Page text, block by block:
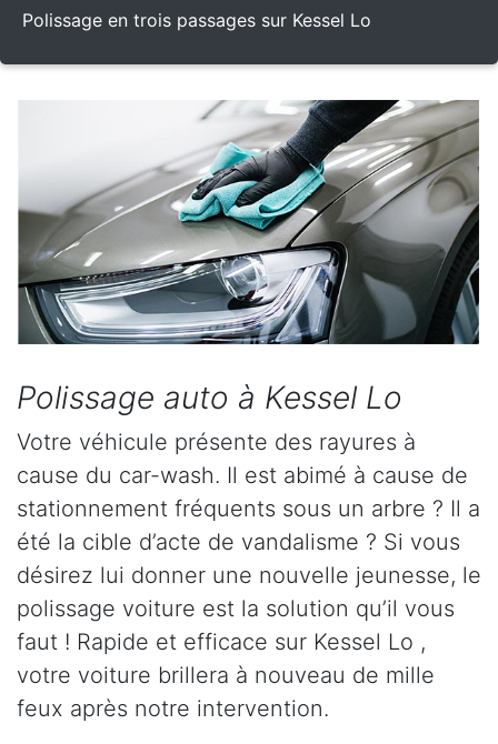
Polissage en trois passages sur Kessel Lo
Polissage auto à Kessel Lo
Votre véhicule présente des rayures à
cause du car-wash. Il est abimé à cause de
stationnement fréquents sous un arbre ? Il a
été la cible d’acte de vandalisme ? Si vous
désirez lui donner une nouvelle jeunesse, le
polissage voiture est la solution qu’il vous
faut ! Rapide et efficace sur Kessel Lo ,
votre voiture brillera à nouveau de mille
feux après notre intervention.